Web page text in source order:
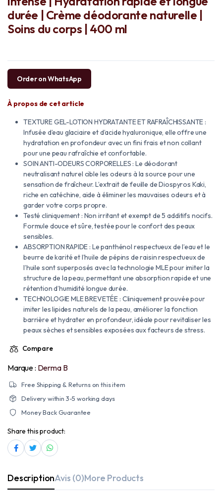
durée | Crème déodorante naturelle |
Soins du corps | 400 ml
Order on WhatsApp
À propos de cet article
TEXTURE GEL-LOTION HYDRATANTE ET RAFRAÎCHISSANTE :
Infusée d’eau glaciaire et d’acide hyaluronique, elle offre une
hydratation en profondeur avec un fini frais et non collant
pour une peau rafraîchie et confortable.
SOIN ANTI-ODEURS CORPORELLES : Le déodorant
neutralisant naturel cible les odeurs à la source pour une
sensation de fraîcheur. L’extrait de feuille de Diospyros Kaki,
riche en catéchine, aide à éliminer les mauvaises odeurs et à
garder votre corps propre.
Testé cliniquement : Non irritant et exempt de 5 additifs nocifs.
Formule douce et sûre, testée pour le confort des peaux
sensibles.
ABSORPTION RAPIDE : Le panthénol respectueux de l’eau et le
beurre de karité et l’huile de pépins de raisin respectueux de
l’huile sont superposés avec la technologie MLE pour imiter la
structure de la peau, permettant une absorption rapide et une
rétention d’humidité longue durée.
TECHNOLOGIE MLE BREVETÉE : Cliniquement prouvée pour
imiter les lipides naturels de la peau, améliorer la fonction
barrière et hydrater en profondeur, idéale pour revitaliser les
peaux sèches et sensibles exposées aux facteurs de stress.
Compare
Marque : Derma B
Free Shipping & Returns on this item
Delivery within 3-5 working days
Money Back Guarantee
Share this product:
DescriptionAvis (0)More Products